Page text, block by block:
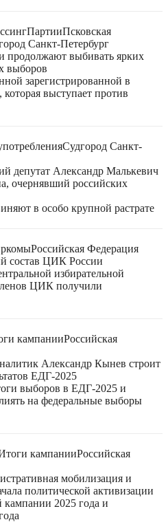
ПартииПсковская
Санкт-Петербург
продолжают выбивать ярких
выборов
зарегистрированной в
выступает против
Судгород Санкт-
депутат Александр Малькевич
очернявший российских
в особо крупной растрате
Российская Федерация
состав ЦИК России
избирательной
ЦИК получили
кампанииРоссийская
Александр Кынев строит
ЕДГ-2025
выборов в ЕДГ-2025 и
на федеральные выборы
кампанииРоссийская
мобилизация и
политической активизации
2025 года и